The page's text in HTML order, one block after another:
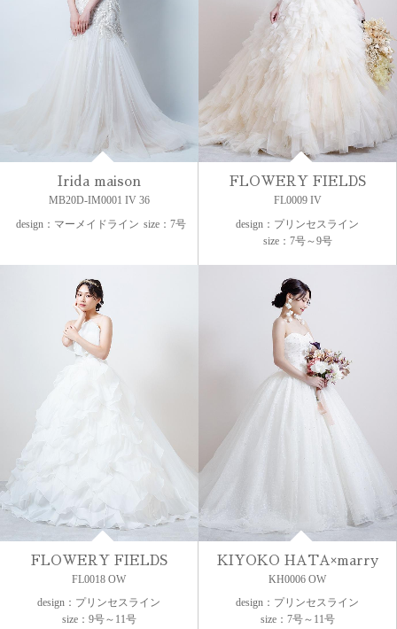
Irida maison
MB20D-IM0001 IV 36
design：マーメイドライン size：7号
FLOWERY FIELDS
FL0009 IV
design：プリンセスライン
size：7号～9号
FLOWERY FIELDS
FL0018 OW
design：プリンセスライン
size：9号～11号
KIYOKO HATA×marry
KH0006 OW
design：プリンセスライン
size：7号～11号